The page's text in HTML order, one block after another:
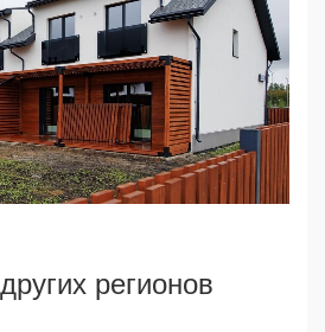
регионов